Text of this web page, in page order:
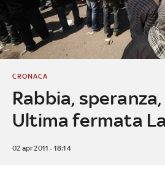
Rabbia,
Ultima fermata
CRONACA
02 apr 2011 - 18:14